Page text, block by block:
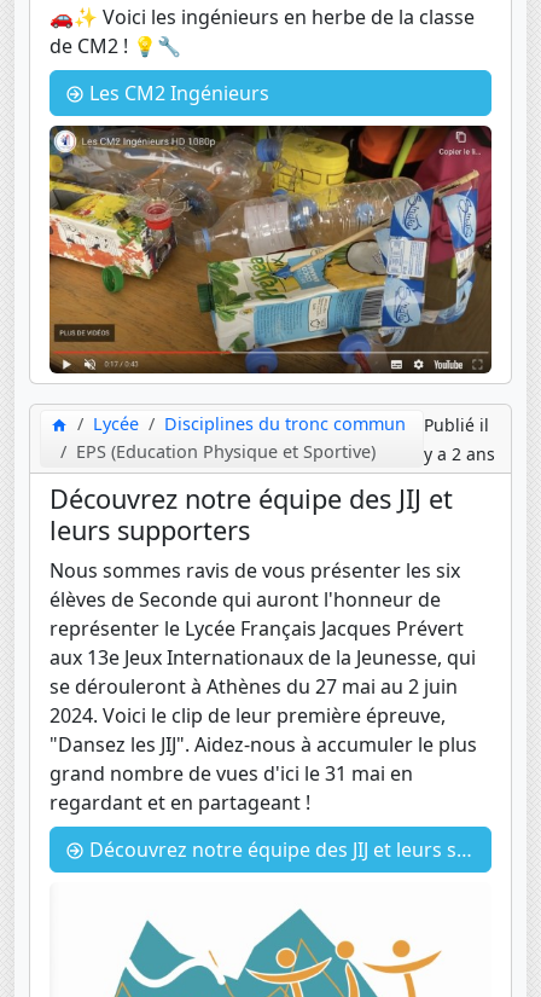
🚗✨ Voici les ingénieurs en herbe de la classe
de CM2 ! 💡🔧
Les CM2 Ingénieurs
Lycée
Disciplines du tronc commun
EPS (Education Physique et Sportive)
Publié il
y a 2 ans
Découvrez notre équipe des JIJ et
leurs supporters
Nous sommes ravis de vous présenter les six
élèves de Seconde qui auront l'honneur de
représenter le Lycée Français Jacques Prévert
aux 13e Jeux Internationaux de la Jeunesse, qui
se dérouleront à Athènes du 27 mai au 2 juin
2024. Voici le clip de leur première épreuve,
"Dansez les JIJ". Aidez-nous à accumuler le plus
grand nombre de vues d'ici le 31 mai en
regardant et en partageant !
Découvrez notre équipe des JIJ et leurs supporters